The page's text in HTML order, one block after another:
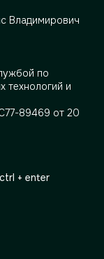
Владимирович
по
технологий и
89469 от 20
ctrl + enter